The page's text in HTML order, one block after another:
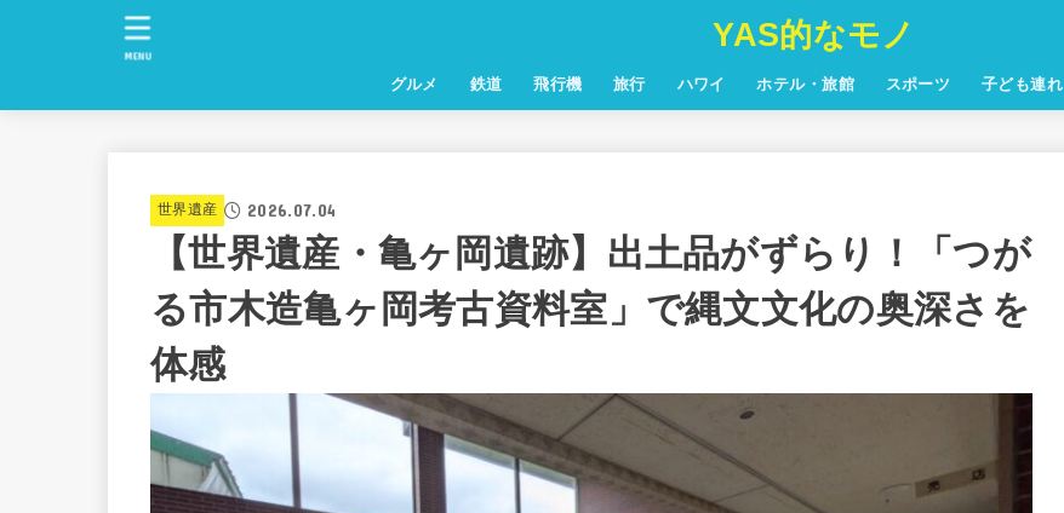
YAS的なモノ
グルメ 鉄道 飛行機 旅行 ハワイ ホテル・旅館 スポーツ 子ども連れ
MENU
世界遺産 2026.07.04
【世界遺産・亀ヶ岡遺跡】出土品がずらり！「つが
る市木造亀ヶ岡考古資料室」で縄文文化の奥深さを
体感